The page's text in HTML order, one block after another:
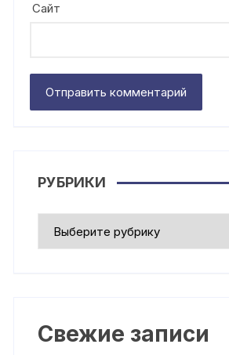
Сайт
РУБРИКИ
Свежие записи